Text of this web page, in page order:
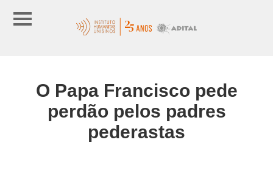
O Papa Francisco pede
perdão pelos padres
pederastas